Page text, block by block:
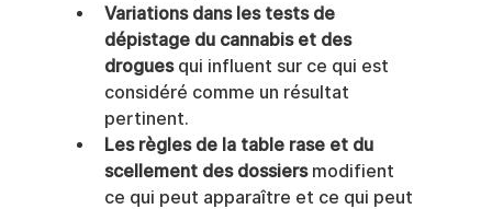
Variations dans les tests de
dépistage du cannabis et des
drogues qui influent sur ce qui est
considéré comme un résultat
pertinent.
Les règles de la table rase et du
scellement des dossiers modifient
ce qui peut apparaître et ce qui peut